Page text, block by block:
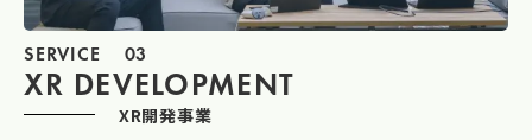
SERVICE 03
XR DEVELOPMENT
XR開発事業